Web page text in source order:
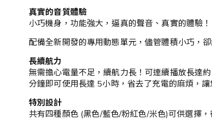
真實的音質體驗
小巧機身，功能強大，逼真的聲音、真實的體驗！
配備全新開發的專用動態單元，儘管體積小巧，
長續航力
無需擔心電量不足，續航力長！可連續播放長達
分鐘即可使用長達 5小時，省去了充電的麻煩，
特別設計
共有四種顏色 (黑色/藍色/粉紅色/米色)可供選擇